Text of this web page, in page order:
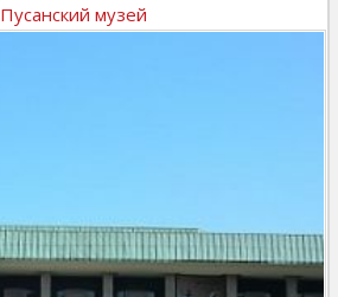
Пусанский музей